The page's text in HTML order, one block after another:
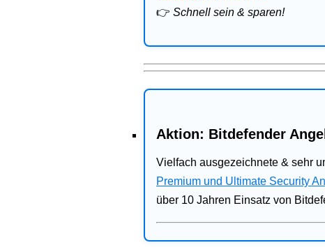
👉 Schnell sein & sparen!
Aktion: Bitdefender
Vielfach ausgezeichnete & sehr
Premium und Ultimate Security
über 10 Jahren Einsatz von